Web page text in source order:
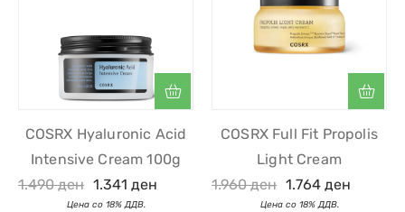
COSRX Hyaluronic Acid
Intensive Cream 100g
1.490ден 1.341 ден
COSRX Full Fit Propolis
Light Cream
1.960ден 1.764 ден